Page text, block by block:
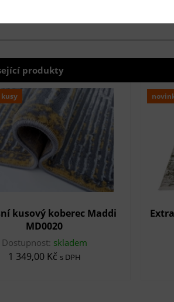
produkty
kusový koberec Maddi
MD0020
Dostupnost: skladem
1 349,00 Kč s DPH